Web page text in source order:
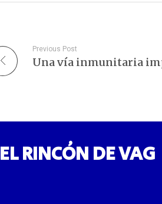
Previous Post
EL RINCÓN DE VAG